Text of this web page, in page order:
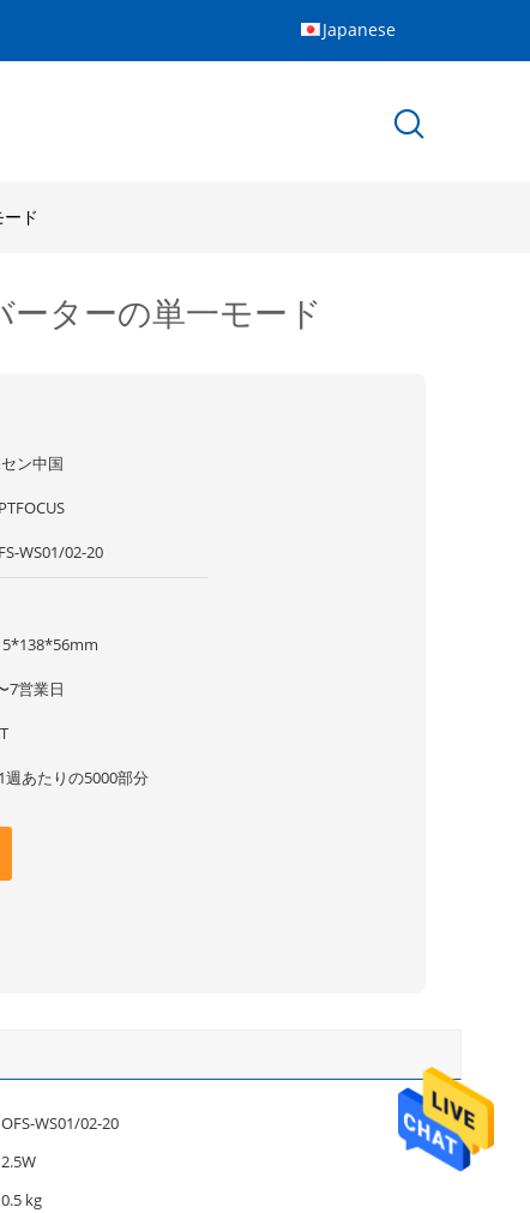
Japanese
ド
ターの単一モード
ン中国
WS01/02-20
7営業日
週あたりの5000部分
OFS-WS01/02-20
2.5W
0.5 kg